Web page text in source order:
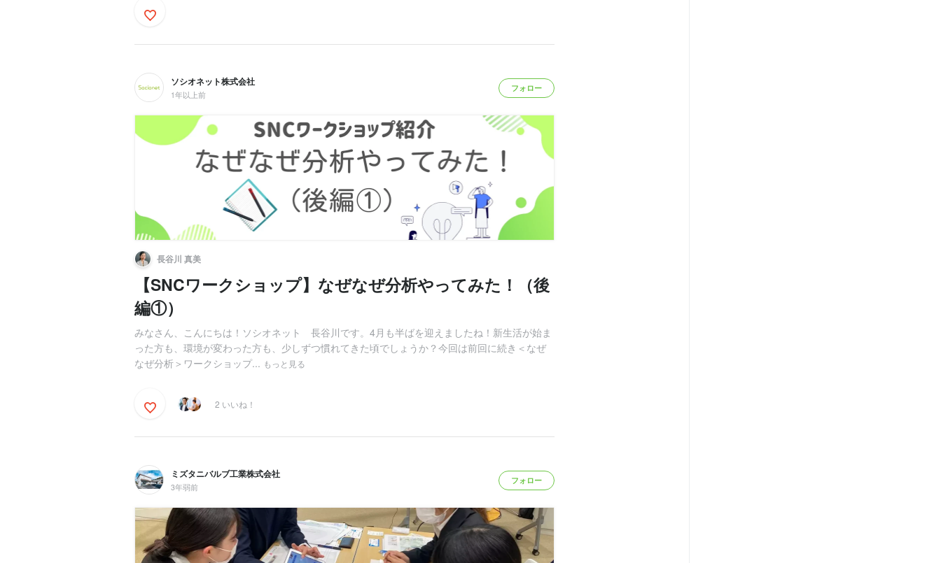
ソシオネット株式会社
1年以上前
フォロー
長谷川 真美
【SNCワークショップ】なぜなぜ分析やってみた！（後
編①）
みなさん、こんにちは！ソシオネット 長谷川です。4月も半ばを迎えましたね！新生活が始ま
った方も、環境が変わった方も、少しずつ慣れてきた頃でしょうか？今回は前回に続き＜なぜ
なぜ分析＞ワークショップ... もっと見る
2 いいね！
ミズタニバルブ工業株式会社
3年弱前
フォロー